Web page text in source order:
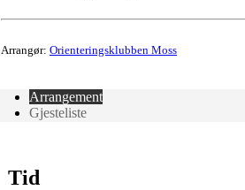
Arrangør: Orienteringsklubben Moss
Arrangement
Gjesteliste
Tid